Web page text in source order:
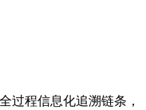
过程信息化追溯链条，